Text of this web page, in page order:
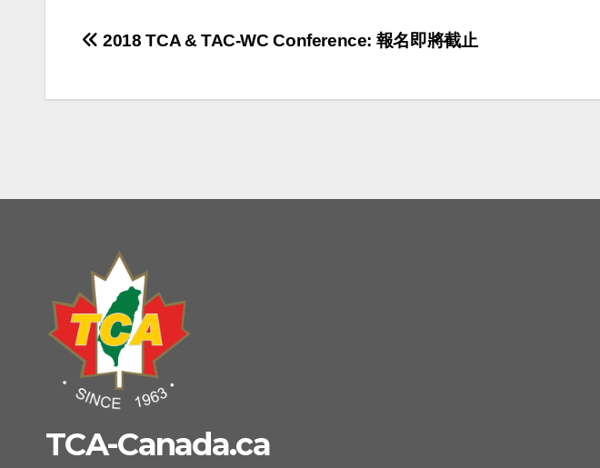
Post
2018 TCA & TAC-WC Conference: 報名即將截止
TCA-Canada.ca